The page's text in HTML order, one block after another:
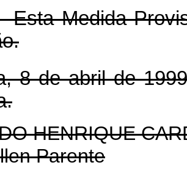
Medida
8 de abril de
HENRIQUE
Parente